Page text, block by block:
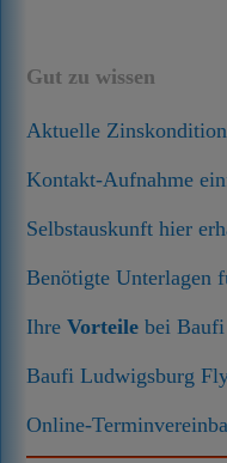
Gut zu wissen
Aktuelle
Kontakt-Aufnahme
Selbstauskunft hier
Benötigte Unterlagen
IhreVorteile bei
Baufi Ludwigsburg
Online-